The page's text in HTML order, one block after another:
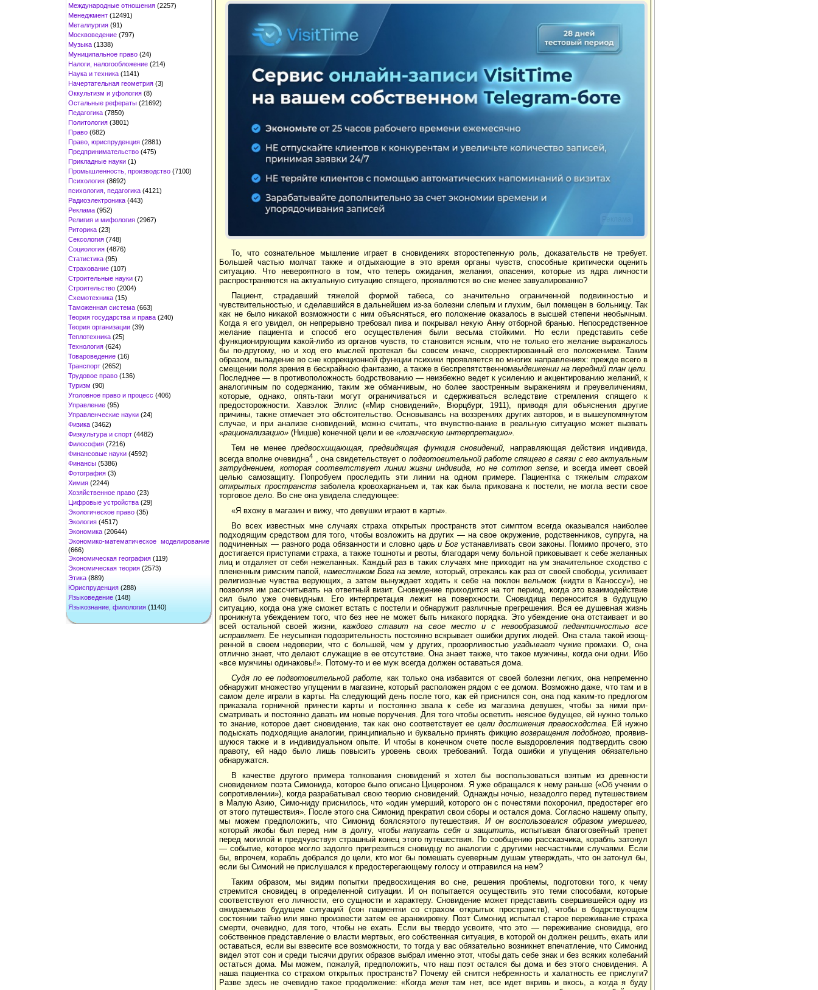
Международные отношения (2257)
Менеджмент (12491)
Металлургия (91)
Москвоведение (797)
Музыка (1338)
Муниципальное право (24)
Налоги, налогообложение (214)
Наука и техника (1141)
Начертательная геометрия (3)
Оккультизм и уфология (8)
Остальные рефераты (21692)
Педагогика (7850)
Политология (3801)
Право (682)
Право, юриспруденция (2881)
Предпринимательство (475)
Прикладные науки (1)
Промышленность, производство (7100)
Психология (8692)
психология, педагогика (4121)
Радиоэлектроника (443)
Реклама (952)
Религия и мифология (2967)
Риторика (23)
Сексология (748)
Социология (4876)
Статистика (95)
Страхование (107)
Строительные науки (7)
Строительство (2004)
Схемотехника (15)
Таможенная система (663)
Теория государства и права (240)
Теория организации (39)
Теплотехника (25)
Технология (624)
Товароведение (16)
Транспорт (2652)
Трудовое право (136)
Туризм (90)
Уголовное право и процесс (406)
Управление (95)
Управленческие науки (24)
Физика (3462)
Физкультура и спорт (4482)
Философия (7216)
Финансовые науки (4592)
Финансы (5386)
Фотография (3)
Химия (2244)
Хозяйственное право (23)
Цифровые устройства (29)
Экологическое право (35)
Экология (4517)
Экономика (20644)
Экономико-математическое моделирование
(666)
Экономическая география (119)
Экономическая теория (2573)
Этика (889)
Юриспруденция (288)
Языковедение (148)
Языкознание, филология (1140)
Реклама
То, что сознательное мышление играет в сновидениях второстепенную роль, доказательств не требует.
Большей частью молчат также и отдыхающие в это время органы чувств, способные кри­тически оценить
ситуацию. Что невероятного в том, что теперь ожидания, желания, опасения, которые из ядра личности
распространяются на актуальную ситуацию спящего, проявляются во сне менее завуалированно?
Пациент, страдавший тяжелой формой табеса, со значительно ограниченной подвижностью и
чувствительностью, и сделавшийся в дальнейшем из-за болезни слепым и глухим, был помещен в больницу. Так
как не было никакой возможности с ним объясняться, его положение оказалось в высшей степени необычным.
Когда я его увидел, он непрерывно требовал пива и покрывал некую Анну отборной бранью. Непосредственное
желание пациента и способ его осуществления были весьма стойкими. Но если представить себе
функционирующим какой-либо из органов чувств, то становится ясным, что не только его желание выражалось
бы по-другому, но и ход его мыслей протекал бы совсем иначе, скорректированный его положением. Таким
образом, выпадение во сне коррекционной функции психики проявляется во многих направлениях: прежде всего в
смещении поля зрения в бескрайнюю фантазию, а также в беспрепятственномвыдвижении на передний план цели.
Последнее — в противоположность бодрствованию — неизбежно ведет к усилению и акцентированию желаний, к
аналогичным по содержанию, таким же обманчивым, но более заостренным выражениям и преувели­чениям,
которые, однако, опять-таки могут огра­ничиваться и сдерживаться вследствие стремле­ния спящего к
предосторожности. Хавэлок Эллис («Мир сновидений», Вюрцбург, 1911), приводя для объяснения другие
причины, также отмечает это обстоятельство. Основываясь на воззрениях других авторов, и в вышеупомянутом
случае, и при ана­лизе сновидений, можно считать, что вчувство-вание в реальную ситуацию может вызвать
«рационализацию» (Ницше) конечной цели и ее «логическую интерпретацию».
Тем не менеепредвосхищающая, предвидящая функция сновидений,
направляющая действия индивида,
всегда вполне очевидна4 , она свидетельствует о подготовительной работе спящего в связи с его актуальным
затруднением, которая соответствует линии жизни индивида, но не common sense,
и всегда имеет своей
целью самозащиту. Попробуем проследить эти линии на одном примере. Пациентка с тяжелым страхом
открытых пространствзаболела кровохарканьем и, так как была прикована к постели, не могла вести свое
торговое дело. Во сне она увидела следующее:
«Я вхожу в магазин и вижу, что девушки играют в карты».
Во всех известных мне случаях страха открытых пространств этот симптом всегда оказывался наиболее
подходящим средством для того, чтобы возложить на других — на свое окружение, род­ственников, супруга, на
подчиненных — разного рода обязанности и словно царь и Бог устанавли­вать свои законы. Помимо прочего, это
достига­ется приступами страха, а также тошноты и рво­ты, благодаря чему больной приковывает к себе желанных
лиц и отдаляет от себя нежеланных. Каж­дый раз в таких случаях мне приходит на ум зна­чительное сходство с
плененным римским папой, наместником Бога на земле, который, отрекаясь как раз от своей свободы, усиливает
религиозные чувства верующих, а затем вынуждает ходить к себе на поклон вельмож («идти в Каноссу»), не
позволяя им рассчитывать на ответный визит. Сновидение приходится на тот период, когда это взаимодей­ствие
сил было уже очевидным. Его интерпрета­ция лежит на поверхности. Сновидица переносится в будущую
ситуацию, когда она уже сможет встать с постели и обнаружит различные прегрешения. Вся ее душевная жизнь
проникнута убеждением того, что без нее не может быть никакого поряд­ка. Это убеждение она отстаивает и во
всей ос­тальной своей жизни, каждого ставит на свое место и с невообразимой педантичностью все
исправляет.
Ее неусыпная подозрительность постоянно вскры­вает ошибки других людей. Она стала такой изощ­
ренной в своем недоверии, что с большей, чем у других, прозорливостью угадываетчужие прома­хи. О, она
отлично знает, что делают служащие в ее отсутствие. Она знает также, что такое муж­чины, когда они одни. Ибо
«все мужчины одина­ковы!». Потому-то и ее муж всегда должен оста­ваться дома.
Судя по ее подготовительной работе,
как толь­ко она избавится от своей болезни легких, она непременно
обнаружит множество упущении в магазине, который расположен рядом с ее домом. Возможно даже, что там и в
самом деле играли в карты. На следующий день после того, как ей приснился сон, она под каким-то предлогом
при­казала горничной принести карты и постоянно звала к себе из магазина девушек, чтобы за ними при­
сматривать и постоянно давать им новые пору­чения. Для того чтобы осветить неясное будущее, ей нужно только
то знание, которое дает снови­дение, так как оно соответствует еецели дости­жения превосходства.
Ей нужно
подыскать под­ходящие аналогии, принципиально и буквально принять фикциювозвращения подобного, проявив­
шуюся также и в индивидуальном опыте. И что­бы в конечном счете после выздоровления под­твердить свою
правоту, ей надо было лишь повысить уровень своих требований. Тогда ошибки и упу­щения обязательно
обнаружатся.
В качестве другого примера толкования снови­дений я хотел бы воспользоваться взятым из древ­ности
сновидением поэта Симонида, которое было описано Цицероном. Я уже обращался к нему раньше («Об учении о
сопротивлении»), когда разрабатывал свою теорию сновидений. Однажды ночью, неза­долго перед путешествием
в Малую Азию, Симо-ниду приснилось, что «один умерший, которого он с почестями похоронил, предостерег его
от этого путешествия». После этого сна Симонид прекра­тил свои сборы и остался дома. Согласно нашему опыту,
мы можем предположить, что Симонид боялсяэтого путешествия. И он воспользовался образом умершего,
который якобы был перед ним в долгу, чтобынапугать себя и защитить,
испытывая благоговейный трепет
перед могилой и предчувствуя страшный конец этого путешествия. По сообщению рассказчика, корабль затонул
— событие, которое могло задолго пригрезиться сновидцу по аналогии с другими не­счастными случаями. Если
бы, впрочем, корабль добрался до цели, кто мог бы помешать суеверным душам утверждать, что он затонул бы,
если бы Си­моний не прислушался к предостерегающему го­лосу и отправился на нем?
Таким образом, мы видим попытки предвосхищения во сне, решения проблемы, под­готовки того, к чему
стремится сновидец в опре­деленной ситуации. И он попытается осуществить это теми способами, которые
соответствуют его личности, его сущности и характеру. Сновидение может представить свершившейся одну из
ожидаемыхв будущем ситуаций (сон пациентки со страхом открытых пространств), чтобы в бодрствующем
состоянии тайно или явно произвести затем ее аранжировку. Поэт Симонид испытал старое пе­реживание страха
смерти, очевидно, для того, чтобы не ехать. Если вы твердо усвоите, что это — пе­реживание сновидца, его
собственное представление о власти мертвых, его собственная ситуация, в которой он должен решить, ехать или
оставаться, если вы взвесите все возможности, то тогда у вас обязательно возникнет впечатление, что Симонид
видел этот сон и среди тысячи других образов выбрал именно этот, чтобы дать себе знак и без всяких колебаний
остаться дома. Мы можем, пожалуй, предположить, что наш поэт остался бы дома и без этого сновидения. А
наша пациентка со страхом открытых пространств? Почему ей снится небреж­ность и халатность ее прислуги?
Разве здесь не очевидно такое продолжение: «Когда менятам нет, все идет вкривь и вкось, а когда я буду